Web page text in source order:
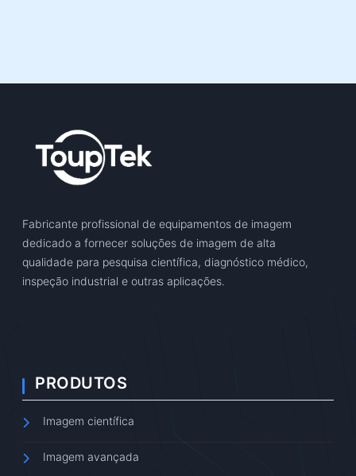
Fabricante profissional de equipamentos de imagem
dedicado a fornecer soluções de imagem de alta
qualidade para pesquisa científica, diagnóstico médico,
inspeção industrial e outras aplicações.
PRODUTOS
Imagem científica
Imagem avançada